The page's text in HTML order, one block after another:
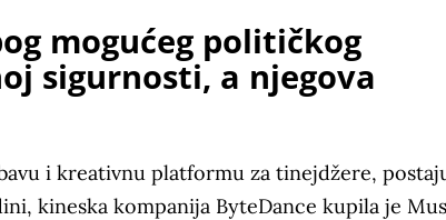
mogućeg političkog
sigurnosti, a njegova
i kreativnu platformu za tinejdžere,
kineska kompanija ByteDance kupila je